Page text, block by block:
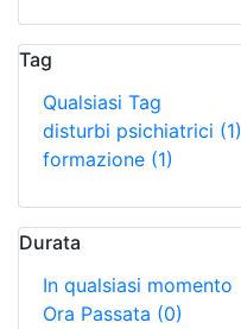
Tag
Qualsiasi Tag
disturbi psichiatrici (1)
formazione (1)
Durata
In qualsiasi momento
Ora Passata (0)